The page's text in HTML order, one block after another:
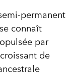
permanent
connaît
par
de